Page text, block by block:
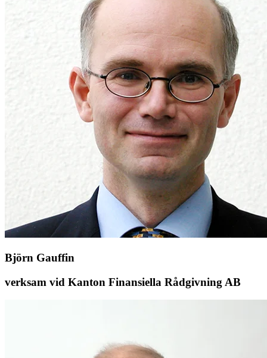
Björn Gauffin
verksam vid Kanton Finansiella Rådgivning AB